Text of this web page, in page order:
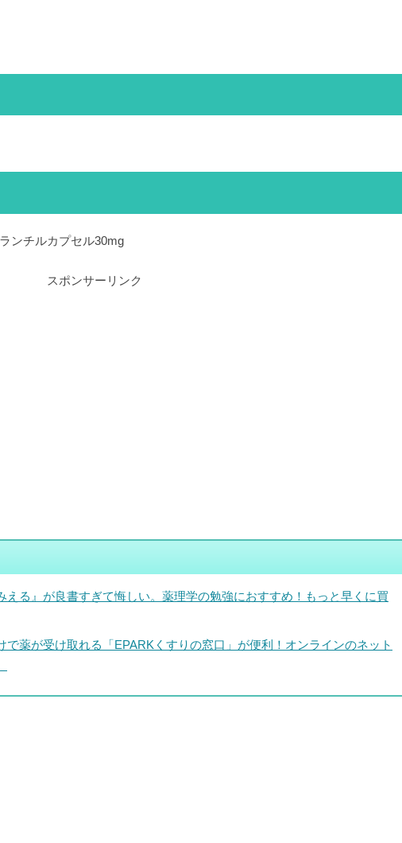
ンチルカプセル30mg
スポンサーリンク
える』が良書すぎて悔しい。薬理学の勉強におすすめ！もっと早くに買
薬が受け取れる「EPARKくすりの窓口」が便利！オンラインのネット